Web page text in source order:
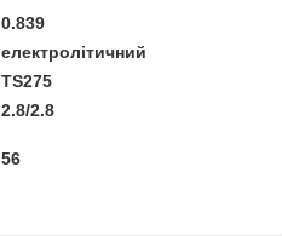
0.839
електролітичний
TS275
2.8/2.8
56